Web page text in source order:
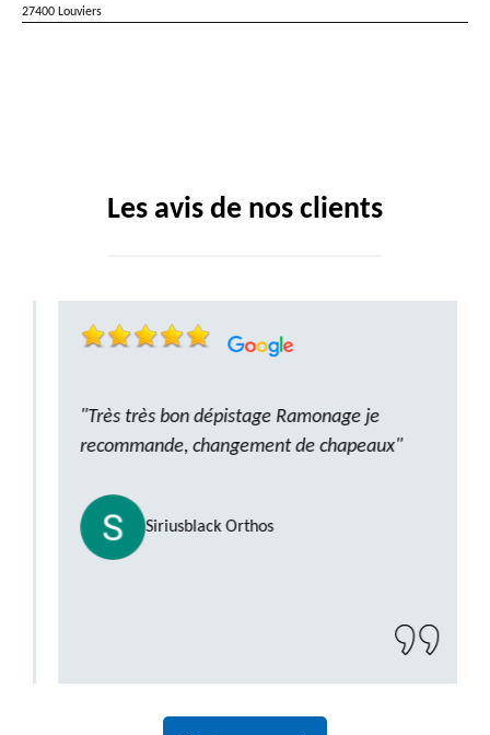
27400 Louviers
Les avis de nos clients
"Très très bon dépistage Ramonage je
recommande, changement de chapeaux"
Siriusblack Orthos